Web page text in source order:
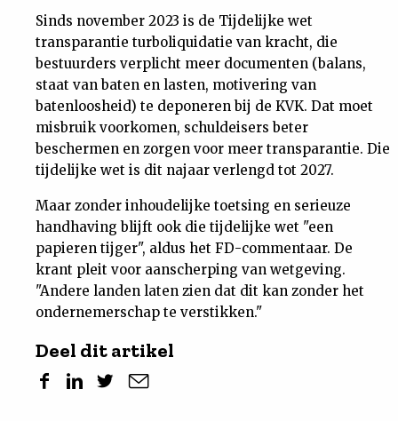
Sinds november 2023 is de Tijdelijke wet
transparantie turboliquidatie van kracht, die
bestuurders verplicht meer documenten (balans,
staat van baten en lasten, motivering van
batenloosheid) te deponeren bij de KVK. Dat moet
misbruik voorkomen, schuldeisers beter
beschermen en zorgen voor meer transparantie. Die
tijdelijke wet is dit najaar verlengd tot 2027.
Maar zonder inhoudelijke toetsing en serieuze
handhaving blijft ook die tijdelijke wet "een
papieren tijger", aldus het FD-commentaar. De
krant pleit voor aanscherping van wetgeving.
"Andere landen laten zien dat dit kan zonder het
ondernemerschap te verstikken."
Deel dit artikel